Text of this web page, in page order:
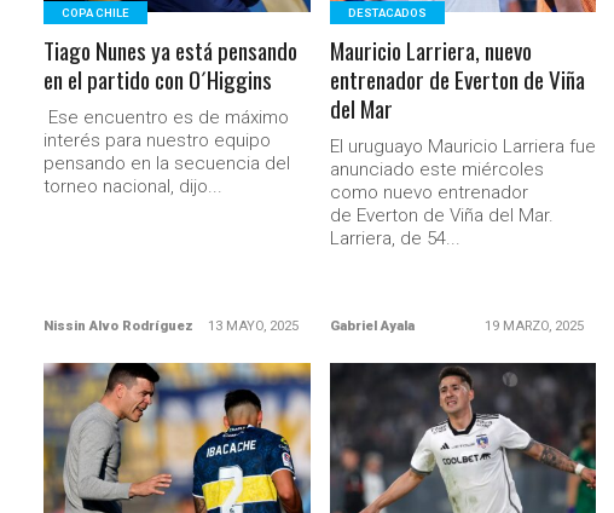
COPA CHILE
Tiago Nunes ya está pensando
en el partido con O´Higgins
Ese encuentro es de máximo
interés para nuestro equipo
pensando en la secuencia del
torneo nacional, dijo...
Nissin Alvo Rodríguez 13 MAYO, 2025
DESTACADOS
Mauricio Larriera, nuevo
entrenador de Everton de Viña
del Mar
El uruguayo Mauricio Larriera fue
anunciado este miércoles
como nuevo entrenador
de Everton de Viña del Mar.
Larriera, de 54...
Gabriel Ayala 19 MARZO, 2025
LEER MÁS LEER MÁS